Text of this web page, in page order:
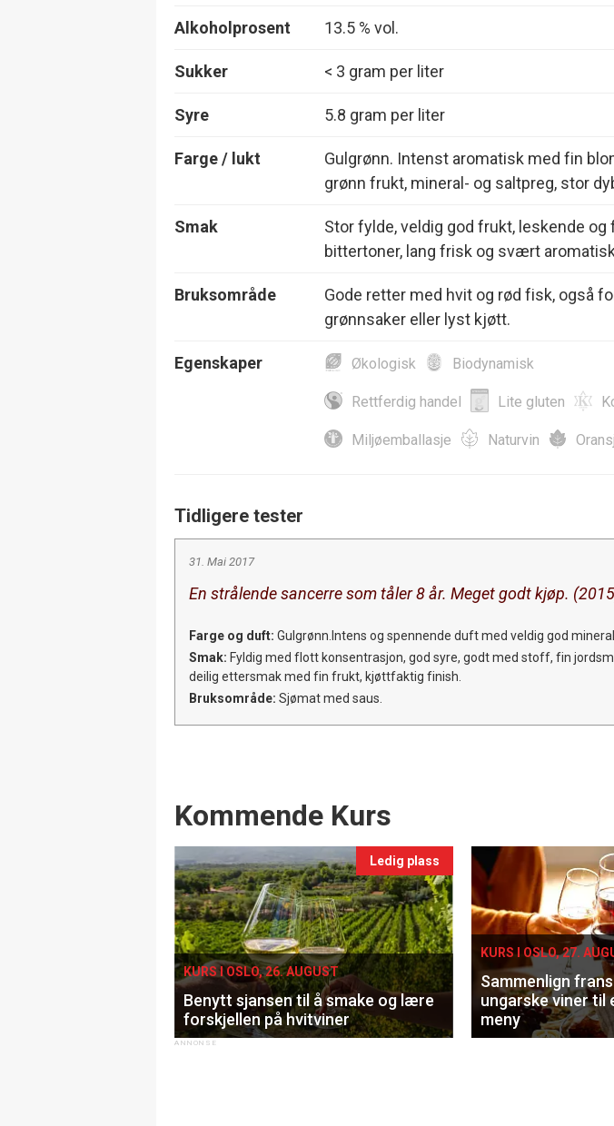
Alkoholprosent 13.5 % vol.
Sukker < 3 gram per liter
Syre 5.8 gram per liter
Farge / lukt
Gulgrønn. Intenst aromatisk med fin
grønn frukt, mineral- og saltpreg, stor
Smak
Stor fylde, veldig god frukt, leskende
bittertoner, lang frisk og svært
Bruksområde
Gode retter med hvit og rød fisk, også
grønnsaker eller lyst kjøtt.
Egenskaper Økologisk Biodynamisk
Rettferdig handel Lite gluten
Miljøemballasje Naturvin
Tidligere tester
31. Mai 2017
En strålende sancerre som tåler 8 år. Meget godt kjøp.
Farge og duft: Gulgrønn.Intens og spennende duft med veldig god
Smak: Fyldig med flott konsentrasjon, god syre, godt med stoff, fin
deilig ettersmak med fin frukt, kjøttfaktig finish.
Bruksområde: Sjømat med saus.
Events
Kommende Kurs
Ledig plass
KURS I OSLO, 26. AUGUST
Benytt sjansen til å smake og lære
forskjellen på hvitviner
KURS I OSLO, 27.
Sammenlign
ungarske viner til
meny